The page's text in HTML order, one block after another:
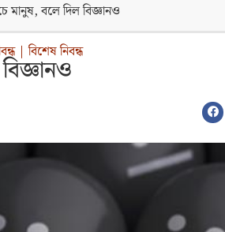
মানুষ, বলে দিল বিজ্ঞানও
|বিশেষ নিবন্ধ